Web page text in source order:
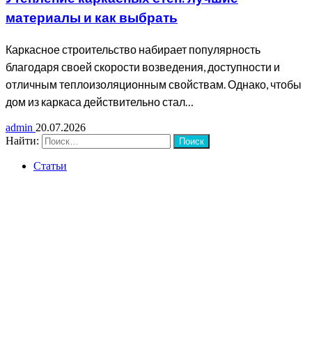
материалы и как выбрать
Каркасное строительство набирает популярность
благодаря своей скорости возведения, доступности и
отличным теплоизоляционным свойствам. Однако, чтобы
дом из каркаса действительно стал…
admin 20.07.2026
Найти:
Статьи